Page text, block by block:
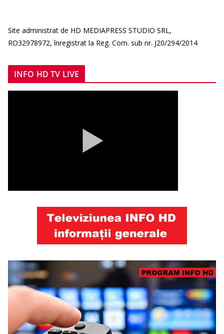
Site administrat de HD MEDIAPRESS STUDIO SRL,
RO32978972, înregistrat la Reg. Com. sub nr. J20/294/2014
INFO HD TV LIVE